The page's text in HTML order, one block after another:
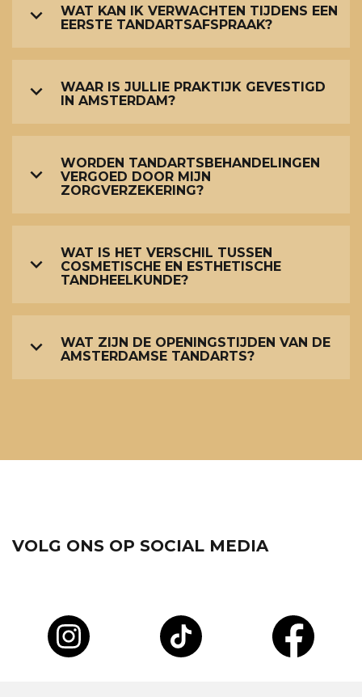
WAT KAN IK VERWACHTEN TIJDENS EEN
EERSTE TANDARTSAFSPRAAK?
WAAR IS JULLIE PRAKTIJK GEVESTIGD
IN AMSTERDAM?
WORDEN TANDARTSBEHANDELINGEN
VERGOED DOOR MIJN
ZORGVERZEKERING?
WAT IS HET VERSCHIL TUSSEN
COSMETISCHE EN ESTHETISCHE
TANDHEELKUNDE?
WAT ZIJN DE OPENINGSTIJDEN VAN DE
AMSTERDAMSE TANDARTS?
VOLG ONS OP SOCIAL MEDIA